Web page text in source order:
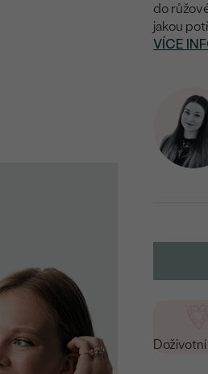
do
jakou
VÍCE